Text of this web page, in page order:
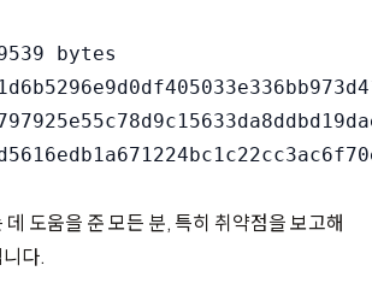
bytes
도움을 준 모든 분, 특히 취약점을 보고해
다.